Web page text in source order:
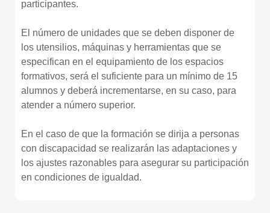
participantes.
El número de unidades que se deben disponer de
los utensilios, máquinas y herramientas que se
especifican en el equipamiento de los espacios
formativos, será el suficiente para un mínimo de 15
alumnos y deberá incrementarse, en su caso, para
atender a número superior.
En el caso de que la formación se dirija a personas
con discapacidad se realizarán las adaptaciones y
los ajustes razonables para asegurar su participación
en condiciones de igualdad.